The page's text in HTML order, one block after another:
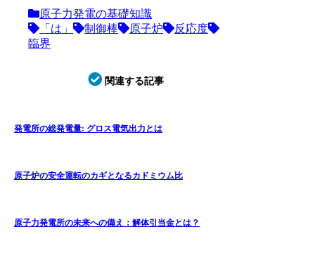
原子力発電の基礎知識
「は」
制御棒 原子炉
反応度
臨界
関連する記事
発電所の総発電量: グロス電気出力とは
原子炉の安全運転のカギとなるカドミウム比
原子力発電所の未来への備え：解体引当金とは？